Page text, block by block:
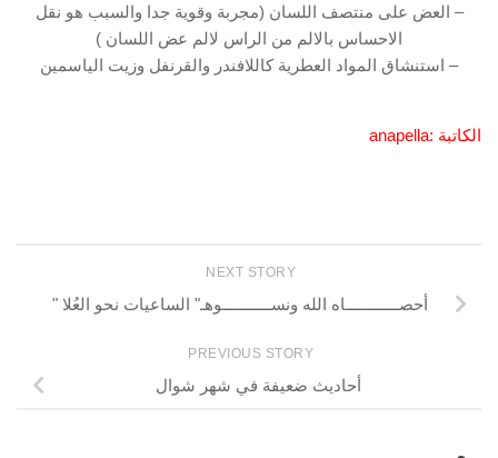
– العض على منتصف اللسان (مجربة وقوية جدا والسبب هو نقل
الاحساس بالالم من الراس لالم عض اللسان )
– استنشاق المواد العطرية كاللافندر والقرنفل وزيت الياسمين
الكاتبة :anapella
NEXT STORY
أحصــــــــــــاه الله ونســـــــــــوهـ" الساعيات نحو العُلا "
PREVIOUS STORY
أحاديث ضعيفة في شهر شوال